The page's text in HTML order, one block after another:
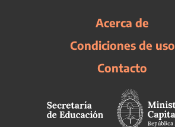
Acerca de
Condiciones de uso
Contacto